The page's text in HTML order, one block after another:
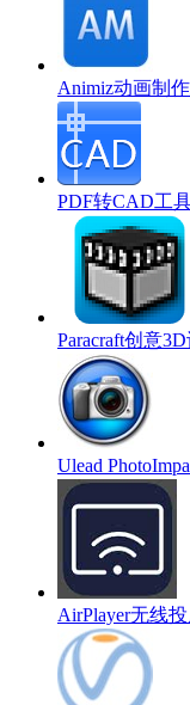
Animiz动画制
PDF转CAD工
Paracraft创意
Ulead
AirPlayer无线